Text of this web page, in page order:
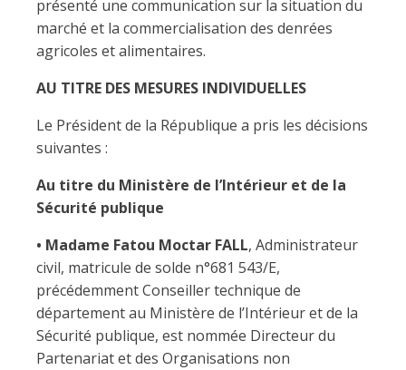
présenté une communication sur la situation du
marché et la commercialisation des denrées
agricoles et alimentaires.
AU TITRE DES MESURES INDIVIDUELLES
Le Président de la République a pris les décisions
suivantes :
Au titre du Ministère de l’Intérieur et de la
Sécurité publique
• Madame Fatou Moctar FALL, Administrateur
civil, matricule de solde n°681 543/E,
précédemment Conseiller technique de
département au Ministère de l’Intérieur et de la
Sécurité publique, est nommée Directeur du
Partenariat et des Organisations non